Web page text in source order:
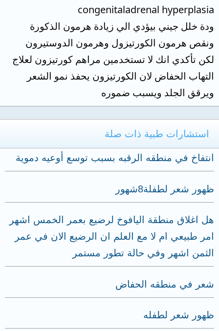
congenitaladrenal hyperplasia
ودة خلل جيني بيؤدي الي زيادة هرمون الذكورة
ونقص هرمون الكورتيزول وهرمون الدوستيرون
لكن تأكدي انك لا تستخدمين مراهم كورتيزون لعلاج
التهاب الحفاض لان الكورتيزون يحفذ نمو الشعر
ويرقق الجلد ويسبب ضموره
استشارات طبية ذات صلة
انتفاخ في منطقه الرقبه بسبب توسع أوعيه دموية
ظهور شعر لطفلة8شهور
هل اغلاق منطقة اليافوخ لرضيع بعمر الخمس اشهر
امر طبيعي ام لا مع العلم ان الرضيع الان في عمر
الثمن اشهر وفي حالة تطور مستمر
شعر في منطقه الحفاض
ظهور شعر لطفله